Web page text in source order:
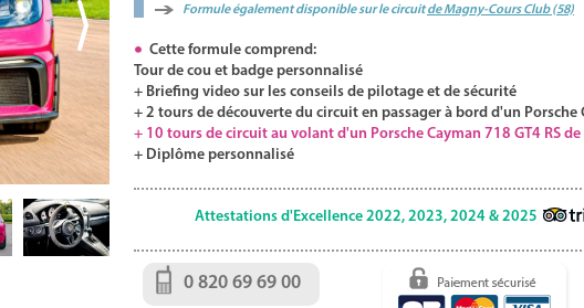
Formule également disponible sur le circuitde Magny-Cours Club (58)
Cette formule comprend:
Tour de cou et badge personnalisé
+ Briefing video sur les conseils de pilotage et de sécurité
+ 2 tours de découverte du circuit en passager à bord d'un Porsche
+ 10 tours de circuit au volant d'un Porsche Cayman 718 GT4 RS
+ Diplôme personnalisé
Attestations d'Excellence 2022, 2023, 2024 & 2025
0 820 69 69 00